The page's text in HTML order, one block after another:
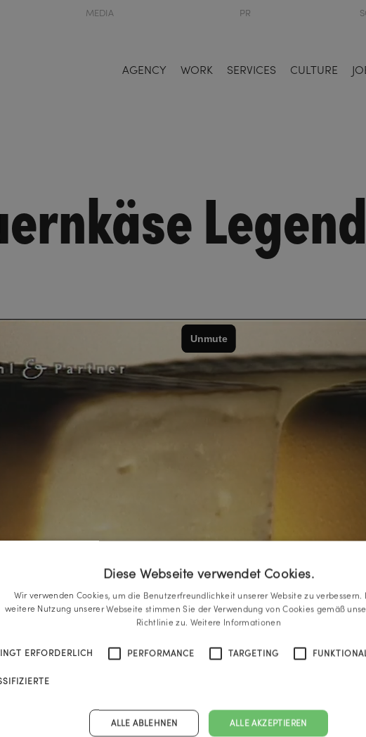
MEDIA PR
AGENCY WORK SERVICES CULTURE
Diese Webseite verwendet Cookies.
Wir verwenden Cookies, um die Benutzerfreundlichkeit unserer Website zu verbessern.
weitere Nutzung unserer Webseite stimmen Sie der Verwendung von Cookies gemäß
Richtlinie zu. Weitere Informationen
ERFORDERLICH PERFORMANCE TARGETING
ALLE AKZEPTIEREN
ALLE ABLEHNEN